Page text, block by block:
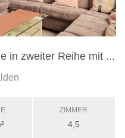
in zweiter Reihe mit ...
ZIMMER
4,5